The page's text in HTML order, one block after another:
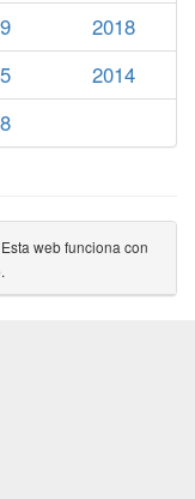
2018
2014
Esta web funciona con
.